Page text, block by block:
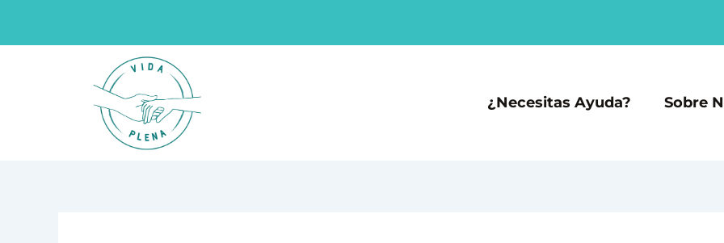
¿Necesitas Ayuda? Sobre